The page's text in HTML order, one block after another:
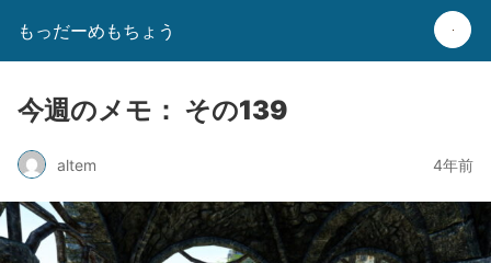
もっだーめもちょう
今週のメモ： その139
altem 4年前